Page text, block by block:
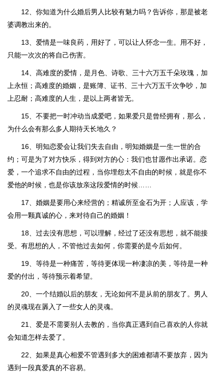
12、你知道为什么婚后男人比较有魅力吗？告诉你，那是被老
婆调教出来的。
13、爱情是一味良药，用好了，可以让人怀念一生。用不好，
只能一次次的将自己伤害。
14、高难度的爱情，是月色、诗歌、三十六万五千朵玫瑰，加
上永恒；高难度的婚姻，是账簿、证书、三十六万五千次争吵，加
上忍耐；高难度的人生，是以上两者皆无。
15、不要把一时冲动当成爱吧，如果爱只是曾经拥有，那么，
为什么会有那么多人期待天长地久？
16、明知恋爱会让我们失去自由，明知婚姻是一生一世的合
约；可是为了对方快乐，得到对方的心：我们也甘愿作出承诺。恋
爱，一个追求不自由的过程，当你埋怨太不自由的时候，就是你不
爱他的时候，也是你该放亲这段爱情的时候……
17、婚姻是要用心来经营的；精诚所至金石为开；人应该，学
会用一颗真诚的心，来对待自己的婚姻！
18、过去没有思想，可以理解，经过了还没有思想，就不能接
受。有思想的人，不管他过去如何，你需要的是今后如何。
19、等待是一种痛苦，等待更体现一种凄凉的美，等待是一种
爱的付出，等待预示着希望。
20、一个结婚以后的朋友，无论如何不是从前的朋友了。男人
的灵魂现在羼入了一些女人的灵魂。
21、爱是不需要别人去教的，当你真正遇到自己喜欢的人你就
会知道怎样去爱了。
22、如果是真心相爱不管遇到多大的困难都请不要放弃，因为
遇到一段真爱真的不容易。